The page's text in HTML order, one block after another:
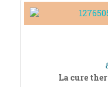
La cure